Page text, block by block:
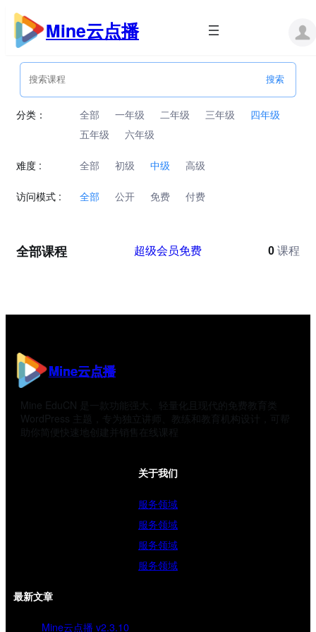
跳
内
Mine云点播
分类： 全部 一年级 二年级 三年级
四年级
五年级
六年级
难度 : 全部 初级 中级 高级
访问模式 : 全部 公开 免费 付费
全部课程 超级会员免费 0 课程
Mine云点播
Mine EduCN 是一款功能强大、轻量化且现代的免费教育类
WordPress 主题，专为独立讲师、教练和教育机构设计，可帮
助你简便快速地创建并销售在线课程
关于我们
服务领域
服务领域
服务领域
服务领域
最新文章
Mine云点播 v2.3.10